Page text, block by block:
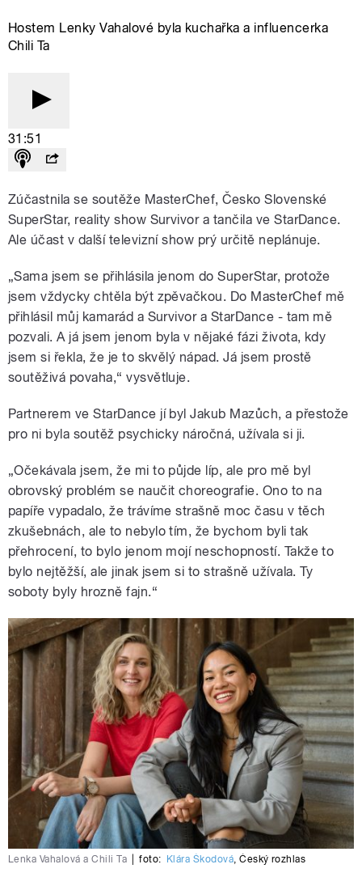
Hostem Lenky Vahalové byla kuchařka a influencerka
Chili Ta
31:51
Zúčastnila se soutěže MasterChef, Česko Slovenské
SuperStar, reality show Survivor a tančila ve StarDance.
Ale účast v další televizní show prý určitě neplánuje.
„Sama jsem se přihlásila jenom do SuperStar, protože
jsem vždycky chtěla být zpěvačkou. Do MasterChef mě
přihlásil můj kamarád a Survivor a StarDance - tam mě
pozvali. A já jsem jenom byla v nějaké fázi života, kdy
jsem si řekla, že je to skvělý nápad. Já jsem prostě
soutěživá povaha,“ vysvětluje.
Partnerem ve StarDance jí byl Jakub Mazůch, a přestože
pro ni byla soutěž psychicky náročná, užívala si ji.
„Očekávala jsem, že mi to půjde líp, ale pro mě byl
obrovský problém se naučit choreografie. Ono to na
papíře vypadalo, že trávíme strašně moc času v těch
zkušebnách, ale to nebylo tím, že bychom byli tak
přehrocení, to bylo jenom mojí neschopností. Takže to
bylo nejtěžší, ale jinak jsem si to strašně užívala. Ty
soboty byly hrozně fajn.“
Lenka Vahalová a Chili Ta foto: Klára Škodová,Český rozhlas